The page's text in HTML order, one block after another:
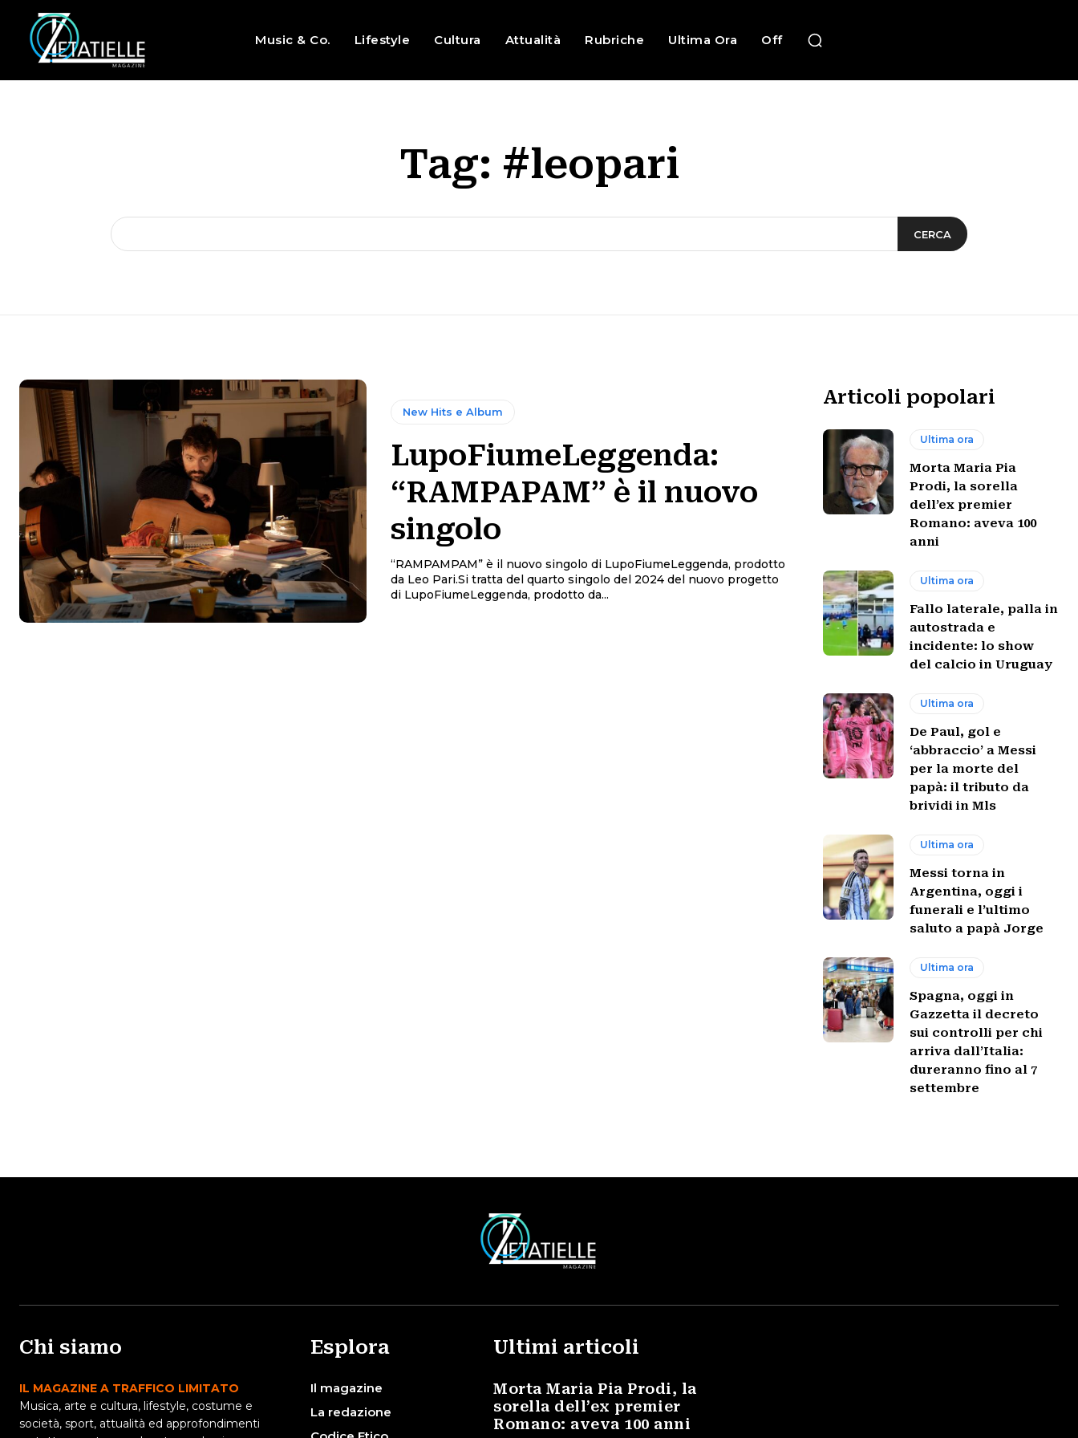
Music & Co. Lifestyle Cultura Attualità Rubriche Ultima Ora Off
Tag: #leopari
CERCA
New Hits e Album
LupoFiumeLeggenda:
“RAMPAPAM” è il nuovo
singolo
“RAMPAMPAM” è il nuovo singolo di LupoFiumeLeggenda, prodotto
da Leo Pari.Si tratta del quarto singolo del 2024 del nuovo progetto
di LupoFiumeLeggenda, prodotto da...
Articoli popolari
Ultima ora
Morta Maria Pia
Prodi, la sorella
dell’ex premier
Romano: aveva 100
anni
Ultima ora
Fallo laterale, palla in
autostrada e
incidente: lo show
del calcio in Uruguay
Ultima ora
De Paul, gol e
‘abbraccio’ a Messi
per la morte del
papà: il tributo da
brividi in Mls
Ultima ora
Messi torna in
Argentina, oggi i
funerali e l’ultimo
saluto a papà Jorge
Ultima ora
Spagna, oggi in
Gazzetta il decreto
sui controlli per chi
arriva dall’Italia:
dureranno fino al 7
settembre
Chi siamo
IL MAGAZINE A TRAFFICO LIMITATO
Musica, arte e cultura, lifestyle, costume e
società, sport, attualità ed approfondimenti
Esplora
Il magazine
La redazione
Ultimi articoli
Morta Maria Pia Prodi, la
sorella dell’ex premier
Romano: aveva 100 anni